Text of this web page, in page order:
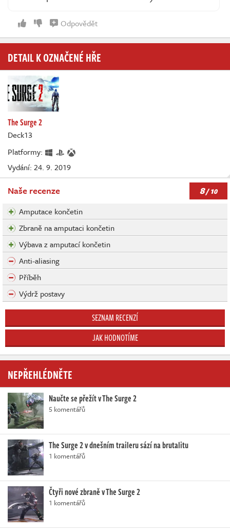
Odpovědět
DETAIL K OZNAČENÉ HŘE
The Surge 2
Deck13
Platformy:
Vydání: 24. 9. 2019
Naše recenze 8/ 10
Amputace končetin
Zbraně na amputaci končetin
Výbava z amputací končetin
Anti-aliasing
Příběh
Výdrž postavy
SEZNAM RECENZÍ
JAK HODNOTÍME
NEPŘEHLÉDNĚTE
Naučte se přežít v The Surge 2
5 komentářů
The Surge 2 v dnešním traileru sází na brutalitu
1 komentářů
Čtyři nové zbraně v The Surge 2
1 komentářů